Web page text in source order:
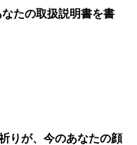
たの取扱説明書を書
りが、今のあなたの顔